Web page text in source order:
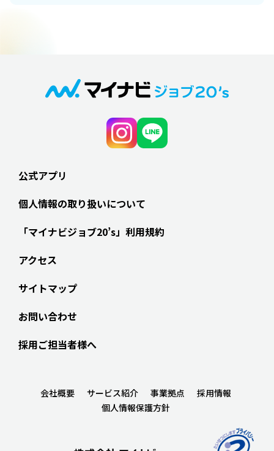
公式アプリ
個人情報の取り扱いについて
「マイナビジョブ20’s」利用規約
アクセス
サイトマップ
お問い合わせ
採用ご担当者様へ
会社概要 サービス紹介 事業拠点
採用情報
個人情報保護方針